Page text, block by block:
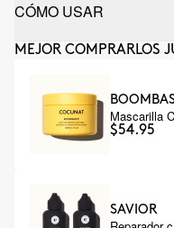
CÓMO USAR
MEJOR COMPRARLOS
Mascarilla
$54.95
SAVIOR